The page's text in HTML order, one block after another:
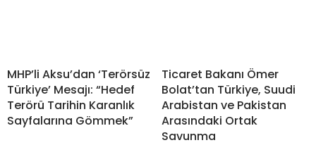
MHP’li Aksu’dan ‘Terörsüz
Türkiye’ Mesajı: “Hedef
Terörü Tarihin Karanlık
Sayfalarına Gömmek”
Ticaret Bakanı Ömer
Bolat’tan Türkiye, Suudi
Arabistan ve Pakistan
Arasındaki Ortak
Savunma